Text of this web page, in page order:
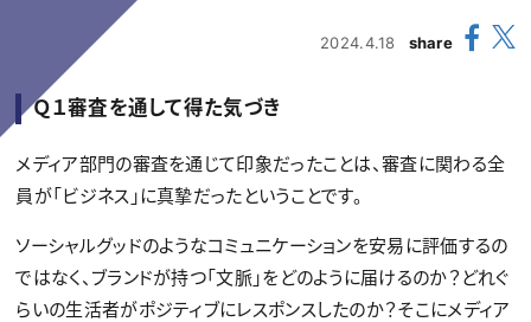
2024.4.18 share
Ｑ１審査を通して得た気づき
メディア部門の審査を通じて印象だったことは、審査に関わる全
員が「ビジネス」に真摯だったということです。
ソーシャルグッドのようなコミュニケーションを安易に評価するの
ではなく、ブランドが持つ「文脈」をどのように届けるのか？どれぐ
らいの生活者がポジティブにレスポンスしたのか？そこにメディア